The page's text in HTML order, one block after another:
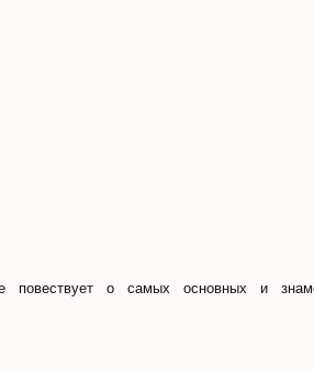
повествует о самых основных и